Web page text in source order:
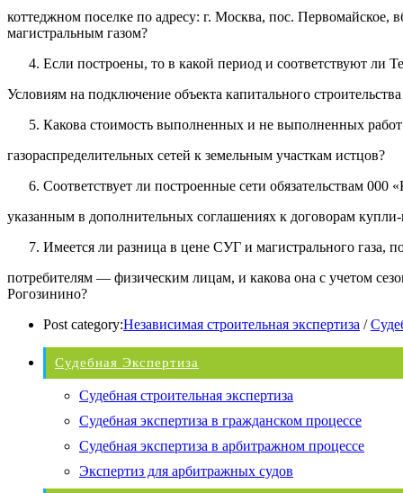
коттеджном поселке по адресу: г. Москва, пос. Первомайское,
магистральным газом?
Если построены, то в какой период и соответствуют ли
Условиям на подключение объекта капитального
Какова стоимость выполненных и не выполненных
газораспределительных сетей к земельным участкам истцов?
Соответствует ли построенные сети обязательствам
указанным в дополнительных соглашениях к договорам
Имеется ли разница в цене СУГ и магистрального газа,
потребителям — физическим лицам, и какова она с учетом
Рогозинино?
Post category:Независимая строительная экспертиза /
Судебная Экспертиза
Судебная строительная экспертиза
Судебная экспертиза в гражданском процессе
Судебная экспертиза в арбитражном процессе
Экспертиз для арбитражных судов